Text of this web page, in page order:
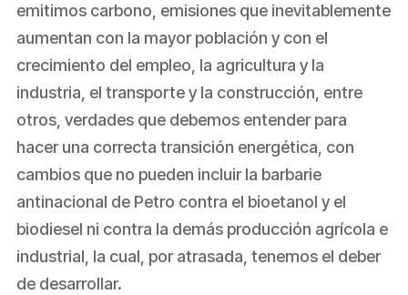
emitimos carbono, emisiones que inevitablemente
aumentan con la mayor población y con el
crecimiento del empleo, la agricultura y la
industria, el transporte y la construcción, entre
otros, verdades que debemos entender para
hacer una correcta transición energética, con
cambios que no pueden incluir la barbarie
antinacional de Petro contra el bioetanol y el
biodiesel ni contra la demás producción agrícola e
industrial, la cual, por atrasada, tenemos el deber
de desarrollar.